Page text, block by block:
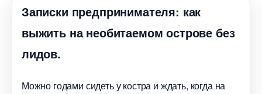
Записки предпринимателя: как
ыжить на необитаемом острове без
лидов.
Можно годами сидеть у костра и ждать, когда на